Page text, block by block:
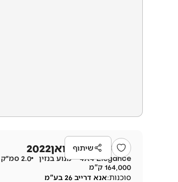
פולקסווגןטיגואן2022
שיתוף
4X4 Elegance
מנוע בנזין 2.0 סמ״ק
164,000 ק"מ
סוכנות:אנא דרייב 26 בע"מ